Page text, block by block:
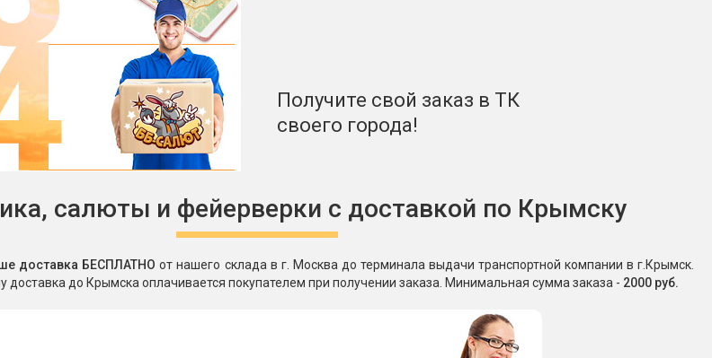
Получите свой заказ в ТК
своего города!
салюты и фейерверки с доставкой по Крымску
доставка БЕСПЛАТНО от нашего склада в г. Москва до терминала выдачи транспортной компании в г.Крымск.
доставка до Крымска оплачивается покупателем при получении заказа. Минимальная сумма заказа - 2000 руб.